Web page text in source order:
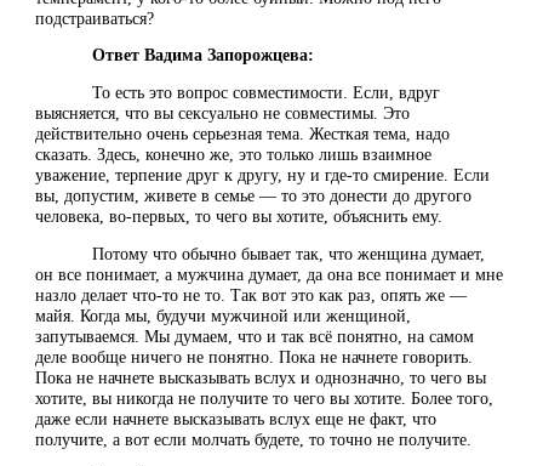
подстраиваться?
Ответ Вадима Запорожцева:
То есть это вопрос совместимости. Если, вдруг
выясняется, что вы сексуально не совместимы. Это
действительно очень серьезная тема. Жесткая тема, надо
сказать. Здесь, конечно же, это только лишь взаимное
уважение, терпение друг к другу, ну и где-то смирение. Если
вы, допустим, живете в семье — то это донести до другого
человека, во-первых, то чего вы хотите, объяснить ему.
Потому что обычно бывает так, что женщина думает,
он все понимает, а мужчина думает, да она все понимает и мне
назло делает что-то не то. Так вот это как раз, опять же —
майя. Когда мы, будучи мужчиной или женщиной,
запутываемся. Мы думаем, что и так всё понятно, на самом
деле вообще ничего не понятно. Пока не начнете говорить.
Пока не начнете высказывать вслух и однозначно, то чего вы
хотите, вы никогда не получите то чего вы хотите. Более того,
даже если начнете высказывать вслух еще не факт, что
получите, а вот если молчать будете, то точно не получите.